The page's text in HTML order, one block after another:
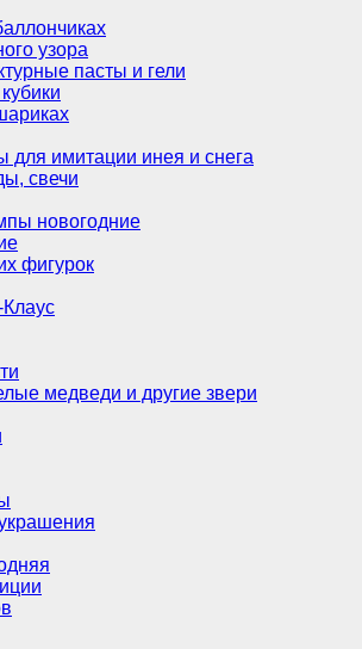
узора
пасты и гели
для имитации инея и снега
свечи
новогодние
фигурок
медведи и другие звери